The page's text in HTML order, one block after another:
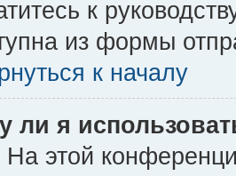
к
из формы
к началу
ли я
На этой